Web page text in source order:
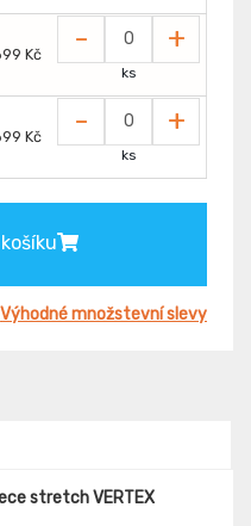
Kč - +
ks
Kč - +
ks
Výhodné množstevní slevy
stretch VERTEX